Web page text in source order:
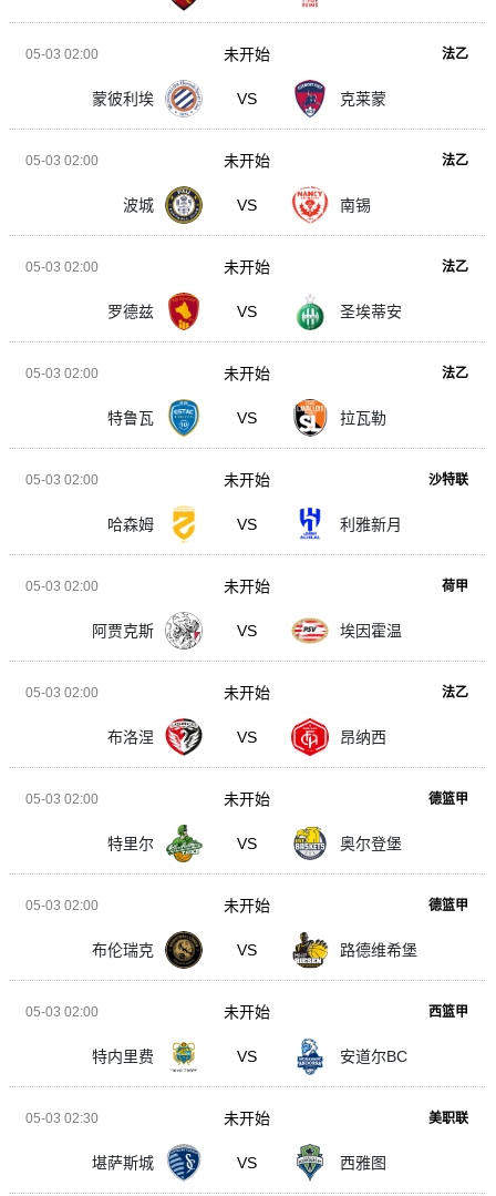
05-03 02:00 法乙
蒙彼利埃 VS 克莱蒙
未开始
05-03 02:00 法乙
波城 VS 南锡
未开始
05-03 02:00 法乙
罗德兹 VS 圣埃蒂安
未开始
05-03 02:00 法乙
特鲁瓦 VS 拉瓦勒
未开始
05-03 02:00 沙特联
哈森姆 VS 利雅新月
未开始
05-03 02:00 荷甲
阿贾克斯 VS 埃因霍温
未开始
05-03 02:00 法乙
布洛涅 VS 昂纳西
未开始
05-03 02:00 德篮甲
特里尔 VS 奥尔登堡
未开始
05-03 02:00 德篮甲
布伦瑞克 VS 路德维希堡
未开始
05-03 02:00 西篮甲
特内里费 VS 安道尔BC
未开始
05-03 02:30 美职联
堪萨斯城 VS 西雅图
未开始